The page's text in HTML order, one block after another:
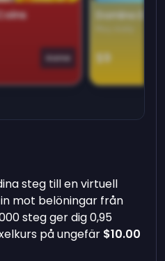
Game
Domino
$9
steg till en virtuell
mot belöningar från
steg ger dig 0,95
på ungefär $10.00